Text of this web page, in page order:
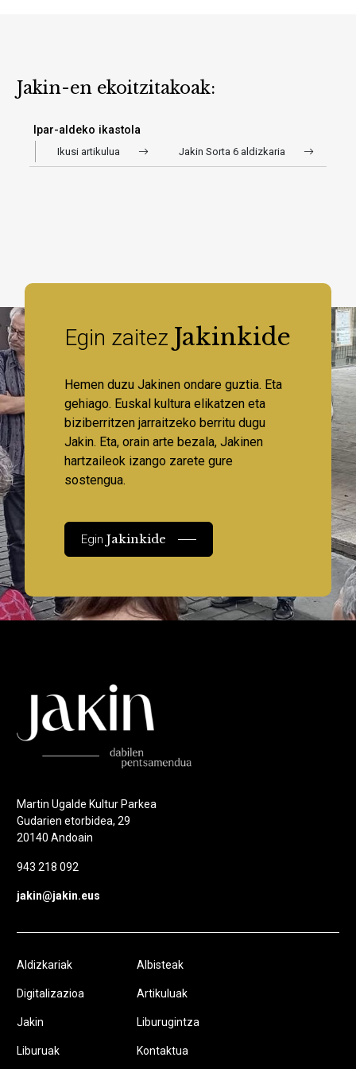
Jakin-en ekoitzitakoak:
Ipar-aldeko ikastola
Ikusi artikulua Jakin Sorta 6 aldizkaria
Egin zaitez Jakinkide
Hemen duzu Jakinen ondare guztia. Eta
gehiago. Euskal kultura elikatzen eta
biziberritzen jarraitzeko berritu dugu
Jakin. Eta, orain arte bezala, Jakinen
hartzaileok izango zarete gure
sostengua.
EginJakinkide
Martin Ugalde Kultur Parkea
Gudarien etorbidea, 29
20140 Andoain
943 218 092
jakin@jakin.eus
Aldizkariak
Digitalizazioa
Jakin
Liburuak
Albisteak
Artikuluak
Liburugintza
Kontaktua